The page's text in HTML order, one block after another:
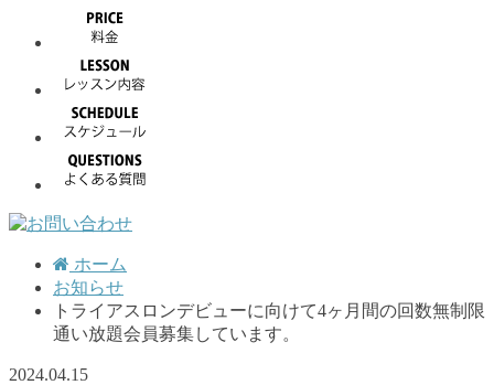
ホーム
お知らせ
トライアスロンデビューに向けて4ヶ月間の回数無制限
通い放題会員募集しています。
2024.04.15